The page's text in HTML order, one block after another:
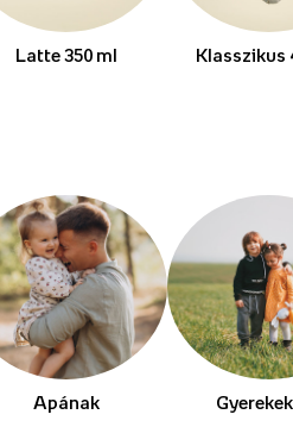
Latte 350 ml Klasszikus
Apának